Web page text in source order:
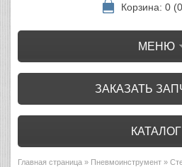
Корзина: 0
МЕНЮ
ЗАКАЗАТЬ
КАТАЛОГ
Главная страница » Пневмоинструмент »